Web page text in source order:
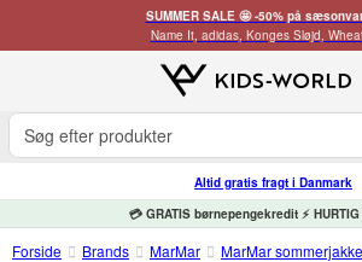
SUMMER SALE 🤩 -50% på
Name It, adidas, Konges Sløjd,
Altid gratis fragt i Danmark
💳 GRATIS børnepengekredit ⚡
Forside Brands MarMar MarMar